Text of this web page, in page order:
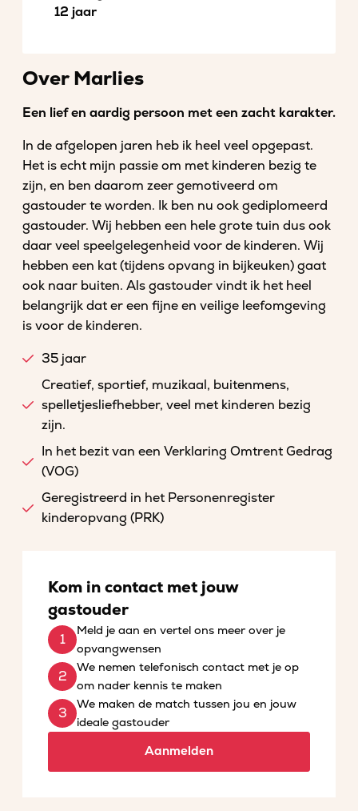
12 jaar
Over Marlies
Een lief en aardig persoon met een zacht karakter.
In de afgelopen jaren heb ik heel veel opgepast.
Het is echt mijn passie om met kinderen bezig te
zijn, en ben daarom zeer gemotiveerd om
gastouder te worden. Ik ben nu ook gediplomeerd
gastouder. Wij hebben een hele grote tuin dus ook
daar veel speelgelegenheid voor de kinderen. Wij
hebben een kat (tijdens opvang in bijkeuken) gaat
ook naar buiten. Als gastouder vindt ik het heel
belangrijk dat er een fijne en veilige leefomgeving
is voor de kinderen.
35 jaar
Creatief, sportief, muzikaal, buitenmens,
spelletjesliefhebber, veel met kinderen bezig
zijn.
In het bezit van een Verklaring Omtrent Gedrag
(VOG)
Geregistreerd in het Personenregister
kinderopvang (PRK)
Kom in contact met jouw
gastouder
Meld je aan en vertel ons meer over je
opvangwensen
We nemen telefonisch contact met je op
om nader kennis te maken
We maken de match tussen jou en jouw
ideale gastouder
Aanmelden